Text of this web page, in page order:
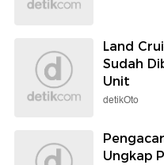
Land
Sudah
Unit
detikOto
Ungkap